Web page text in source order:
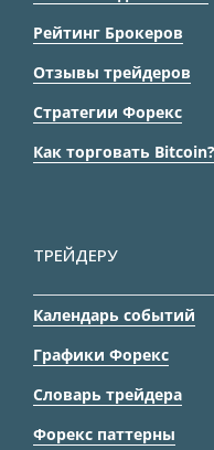
Рейтинг Брокеров
Отзывы трейдеров
Стратегии Форекс
Как торговать Bitcoin?
ТРЕЙДЕРУ
Календарь событий
Графики Форекс
Словарь трейдера
Форекс паттерны